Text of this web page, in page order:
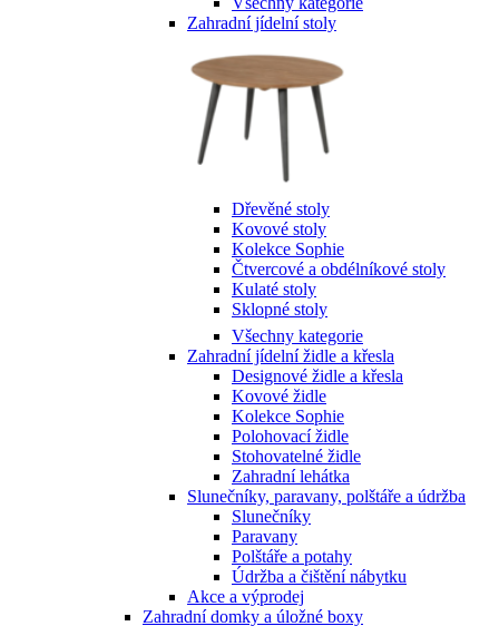
Zahradní jídelní stoly
Dřevěné stoly
Kovové stoly
Kolekce Sophie
Čtvercové a obdélníkové stoly
Kulaté stoly
Sklopné stoly
Všechny kategorie
Zahradní jídelní židle a křesla
Designové židle a křesla
Kovové židle
Kolekce Sophie
Polohovací židle
Stohovatelné židle
Zahradní lehátka
Slunečníky, paravany, polštáře a údržba
Slunečníky
Paravany
Polštáře a potahy
Údržba a čištění nábytku
Akce a výprodej
Zahradní domky a úložné boxy